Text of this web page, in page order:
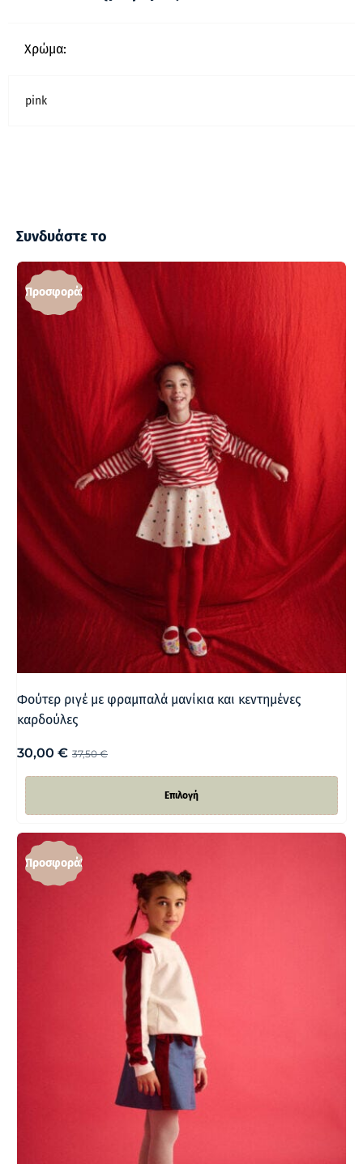
Χρώμα:
pink
Συνδυάστε το
Προσφορά!
Φούτερ ριγέ με φραμπαλά μανίκια και κεντημένες
καρδούλες
37,50€
30,00 €
Επιλογή
Προσφορά!